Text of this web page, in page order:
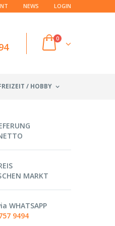
NEWS LOGIN
0
/ HOBBY
MARKT
WHATSAPP
9494